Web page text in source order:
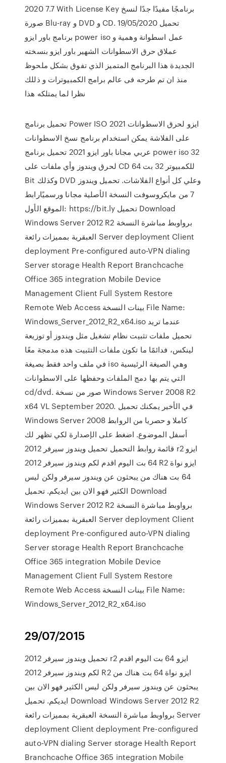
2020 7.7 With License Key برنامجًا مفيدًا جدًا لنسخ
صورة Blu-ray و DVD و CD. 19/05/2020 تحميل
برنامج باور ايزو power iso عمل اسطوانة وهمية و
عملاق حرق الاسطوانات الشهير باور ايزو بنسخته
الجديدة هذا البرنامج المتميز الذي تفوق بشكل ملحوظ
منذ ان تم طرحه فى عالم برامج الكمبيوترات و ذللك
نظرا لما يمتلكه هذا
تحميل برنامج Power ISO 2021 ايزو لحرق الاسطوانات
على الفلاشة يمكن استخدام برنامج نسخ الاسطوانات
عربي مجانا باور ايزو 2021 تحميل برنامج power iso 32
لحرق ويندوز وأي ملفات على CD للكمبيوتر 32 بت 64
Bit وكذلك DVD وعلي كل أنواع الفلاشات. تحميل ويندوز
7 من مايكروسوفت النسخة الأصلية مجانا ورسميًارابط
الموقع الأول: https://bit.ly تحميل Download
Windows Server 2012 R2 برواوبط مباشرة النسخة
العبقرية بمميزات رائعة Server deployment Client
deployment Pre-configured auto-VPN dialing
Server storage Health Report Branchcache
Office 365 integration Mobile Device
Management Client Full System Restore
Remote Web Access بينات النسخة File Name:
Windows_Server_2012_R2_x64.iso عندما تريد
تحميل ملفات تثبيت نظام تشغيل مثل ويندوز أو توزيعة
لينكس، فدائمًا ما تكون ملفات التثبيت هذه مدمجة معًا
في ملف واحد فقط بصيغة iso وهي الصيغة الرئيسية
التي يتم بها دمج الملفات وحفظها على الاسطوانات
cd/dvd. صور من نسخة Windows Server 2008 R2
x64 VL September 2020. في الأخير يمكنك تحميل
Windows Server 2008 كاملا و حصريا من الروابط
أسفل الموضوع. اضغط على الإصدارة لكي تظهر لك
قائمة روابط التحميل تحميل ويندوز سيرفر 2012 r2 ايزو
64 بت اليوم اقدم لكم ويندوز سيرفر 2012 R2 ايزو نواة
64 بت هناك من يبحثون عن ويندوز سيرفر ولكن ليس
الكثير فهو الان بين ايديكم. تحميل Download
Windows Server 2012 R2 برواوبط مباشرة النسخة
العبقرية بمميزات رائعة Server deployment Client
deployment Pre-configured auto-VPN dialing
Server storage Health Report Branchcache
Office 365 integration Mobile Device
Management Client Full System Restore
Remote Web Access بينات النسخة File Name:
Windows_Server_2012_R2_x64.iso
29/07/2015
تحميل ويندوز سيرفر 2012 r2 ايزو 64 بت اليوم اقدم
لكم ويندوز سيرفر 2012 R2 ايزو نواة 64 بت هناك من
يبحثون عن ويندوز سيرفر ولكن ليس الكثير فهو الان بين
ايديكم. تحميل Download Windows Server 2012 R2
برواوبط مباشرة النسخة العبقرية بمميزات رائعة Server
deployment Client deployment Pre-configured
auto-VPN dialing Server storage Health Report
Branchcache Office 365 integration Mobile